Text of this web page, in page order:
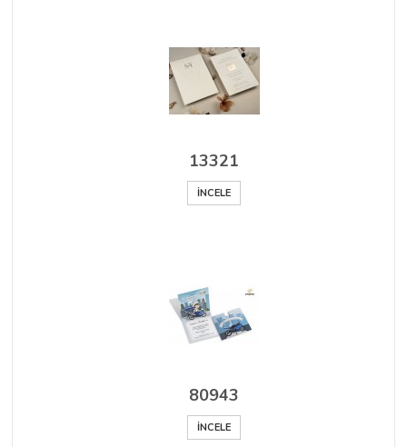
13321
İNCELE
80943
İNCELE